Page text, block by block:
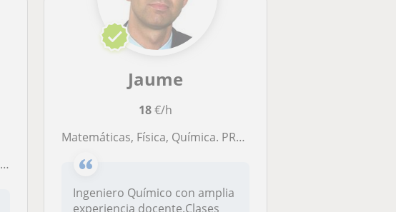
Jaume
18€/h
Matemáticas, Física, Química. PROFESIONALIDAD+EXPERIENCIA = RESULTADOS. Sant Joan Despí, Sant Feliu, San Just Desvern, Esplugues, Cornellà, Hospitalet
Ingeniero Químico con amplia
experiencia docente.Clases